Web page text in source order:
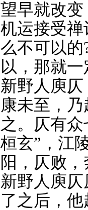
望早就改
机运接受
么不可以的
以，那就
新野人庾
康未至，
之。仄有
桓玄”，江
阳，仄败
新野人庾
了之后，